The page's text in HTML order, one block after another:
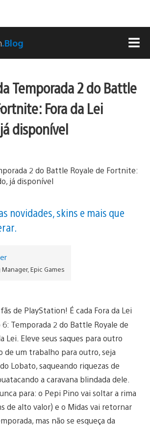
.Blog
Temporada 2 do Battle
Fora da Lei
disponível
novidades, skins e mais que
Epic Games
de PlayStation! É cada Fora da Lei
Temporada 2 do Battle Royale de
Eleve seus saques para outro
de um trabalho para outro, seja
Lobato, saqueando riquezas de
a caravana blindada dele.
para: o Pepi Pino vai soltar a rima
de alto valor) e o Midas vai retornar
mas não se esqueça da